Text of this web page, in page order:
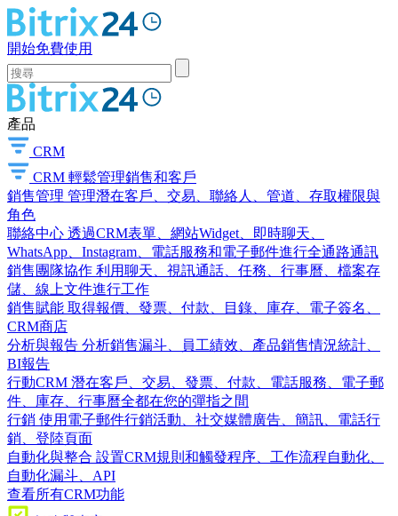
開始免費使用
產品
CRM
CRM 輕鬆管理銷售和客戶
銷售管理 管理潛在客戶、交易、聯絡人、管道、存取權限與
角色
聯絡中心 透過CRM表單、網站Widget、即時聊天、
WhatsApp、Instagram、電話服務和電子郵件進行全通路通訊
銷售團隊協作 利用聊天、視訊通話、任務、行事曆、檔案存
儲、線上文件進行工作
銷售賦能 取得報價、發票、付款、目錄、庫存、電子簽名、
CRM商店
分析與報告 分析銷售漏斗、員工績效、產品銷售情況統計、
BI報告
行動CRM 潛在客戶、交易、發票、付款、電話服務、電子郵
件、庫存、行事曆全都在您的彈指之間
行銷 使用電子郵件行銷活動、社交媒體廣告、簡訊、電話行
銷、登陸頁面
自動化與整合 設置CRM規則和觸發程序、工作流程自動化、
自動化漏斗、API
查看所有CRM功能